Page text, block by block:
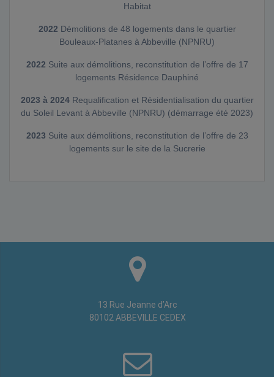
Habitat
2022 Démolitions de 48 logements dans le quartier
Bouleaux-Platanes à Abbeville (NPNRU)
2022 Suite aux démolitions, reconstitution de l’offre de 17
logements Résidence Dauphiné
2023 à 2024 Requalification et Résidentialisation du quartier
du Soleil Levant à Abbeville (NPNRU) (démarrage été 2023)
2023 Suite aux démolitions, reconstitution de l’offre de 23
logements sur le site de la Sucrerie
13 Rue Jeanne d’Arc
80102 ABBEVILLE CEDEX